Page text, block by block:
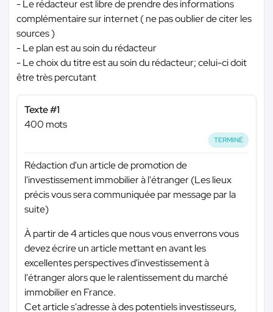
- Le rédacteur est libre de prendre des informations
complémentaire sur internet ( ne pas oublier de citer les
sources )
- Le plan est au soin du rédacteur
- Le choix du titre est au soin du rédacteur; celui-ci doit
être très percutant
Texte #1
400 mots
TERMINÉ
Rédaction d'un article de promotion de
l'investissement immobilier à l'étranger (Les lieux
précis vous sera communiquée par message par la
suite)
À partir de 4 articles que nous vous enverrons vous
devez écrire un article mettant en avant les
excellentes perspectives d'investissement à
l'étranger alors que le ralentissement du marché
immobilier en France.
Cet article s'adresse à des potentiels investisseurs,